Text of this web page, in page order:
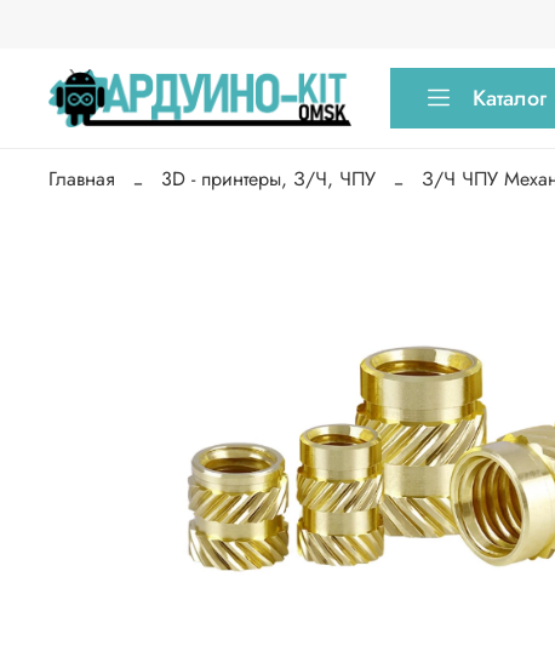
Каталог
Главная 3D - принтеры, З/Ч, ЧПУ З/Ч ЧПУ